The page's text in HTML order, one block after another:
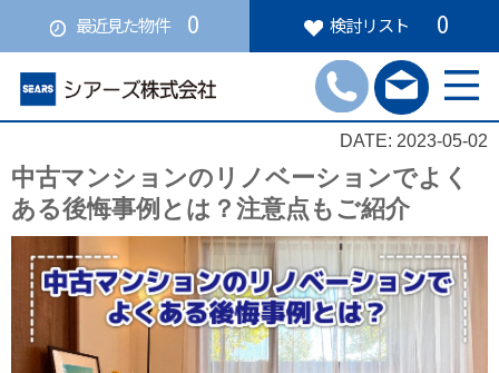
最近見た物件 0 検討リスト 0
DATE: 2023-05-02
中古マンションのリノベーションでよく
ある後悔事例とは？注意点もご紹介